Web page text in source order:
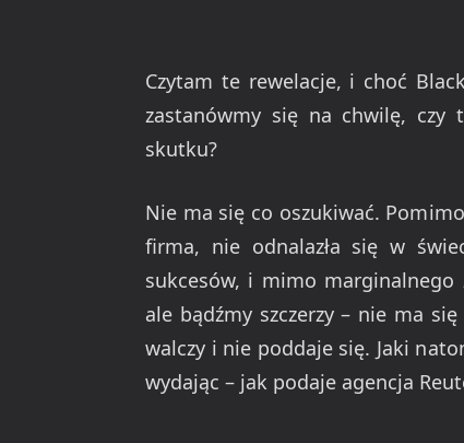
Czytam te rewelacje, i choć
zastanówmy się na chwilę, czy
skutku?
Nie ma się co oszukiwać.
firma, nie odnalazła się w
sukcesów, i mimo
ale bądźmy szczerzy – nie ma
walczy i nie poddaje się. Jaki
wydając – jak podaje agencja